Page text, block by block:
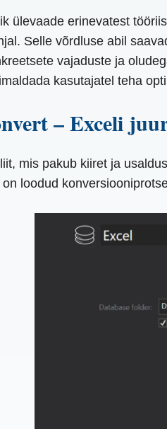
ülevaade erinevatest
Selle võrdluse abil
vajaduste ja
kasutajatel teha
– Exceli
mis pakub kiiret ja
loodud